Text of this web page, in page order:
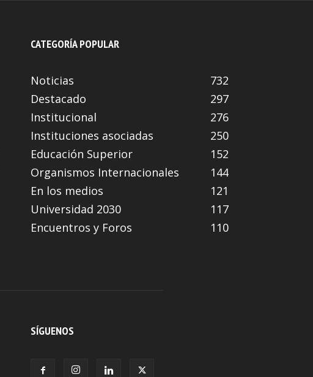
CATEGORÍA POPULAR
Noticias
732
Destacado
297
Institucional
276
Instituciones asociadas
250
Educación Superior
152
Organismos Internacionales
144
En los medios
121
Universidad 2030
117
Encuentros y Foros
110
SÍGUENOS